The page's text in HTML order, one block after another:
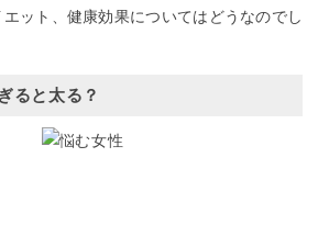
ット、健康効果についてはどうなのでし
ると太る？